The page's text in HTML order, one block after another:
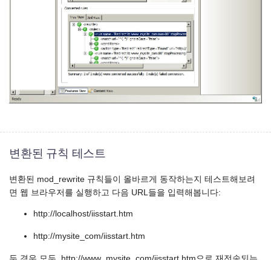
변환된 규칙 테스트
변환된 mod_rewrite 규칙들이 올바르게 동작하는지 테스트해보려
면 웹 브라우저를 실행하고 다음 URL들을 입력해봅니다:
http://localhost/iisstart.htm
http://mysite_com/iisstart.htm